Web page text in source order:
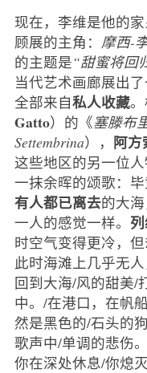
现在，李维是他的
顾展的主角： 摩西-
的主题是“甜蜜将回
当代艺术画廊展出
全部来自私人收藏
Gatto）的《塞滕布
Settembrina）， 阿方
这些地区的另一位
一抹余晖的颂歌：
有人都已离去的大
一人的感觉一样。
时空气变得更冷，
此时海滩上几乎无
回到大海/风的甜美/
中。/在港口，在帆
然是黑色的/石头的
歌声中/单调的悲伤
你在深处休息/你熄灭